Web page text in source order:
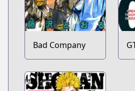
Bad Company